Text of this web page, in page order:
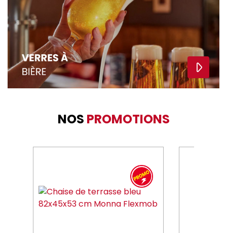
NOS PROMOTIONS